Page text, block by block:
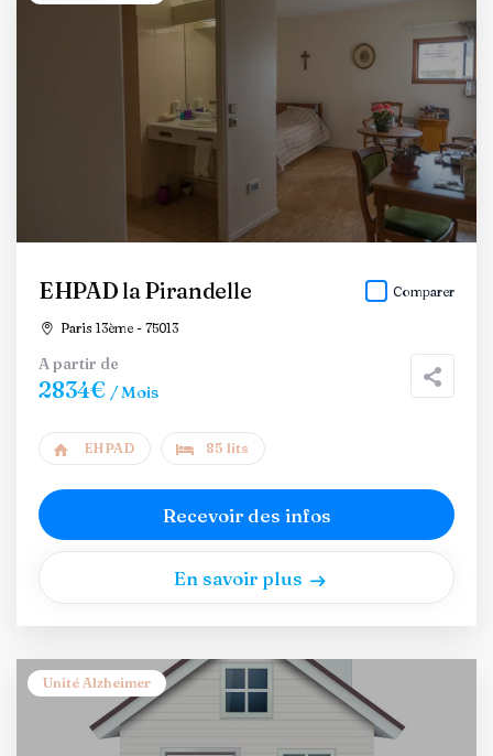
EHPAD la Pirandelle
Paris 13ème - 75013
Comparer
A partir de
2834€ / Mois
EHPAD 85 lits
Recevoir des infos
En savoir plus
Unité Alzheimer